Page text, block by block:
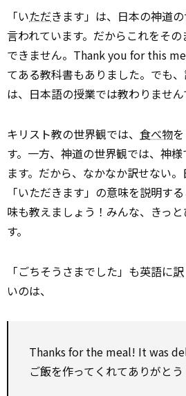
「いただきます」は、日本の神道
言われています。だからこれをそ
できません。Thank you for this
てある教科書もありました。でも
は、日本語の授業では教わりません
キリスト教の世界観では、 食べ物
す。一方、神道の世界観では、神
ます。だから、なかなか訳せない
「いただきます」の意味を説明す
味も教えましょう！みんな、きっ
す。
「ごちそうさまでした」も英語に訳
いのは、
Thanks for the meal! It was
ご飯を作ってくれてありがとう